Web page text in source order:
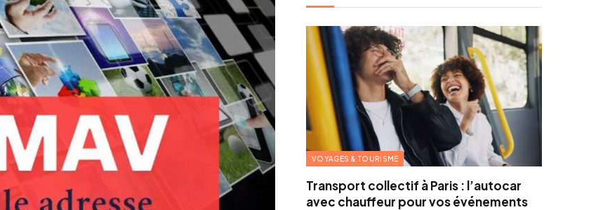
VOYAGES & TOURISME
Transport collectif à Paris : l’autocar
avec chauffeur pour vos événements